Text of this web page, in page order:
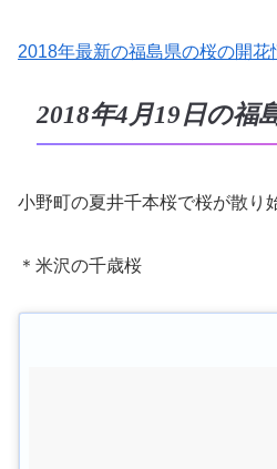
2018年最新の福島県の桜の開花
2018年4月19日の福
小野町の夏井千本桜で桜が散り
＊米沢の千歳桜